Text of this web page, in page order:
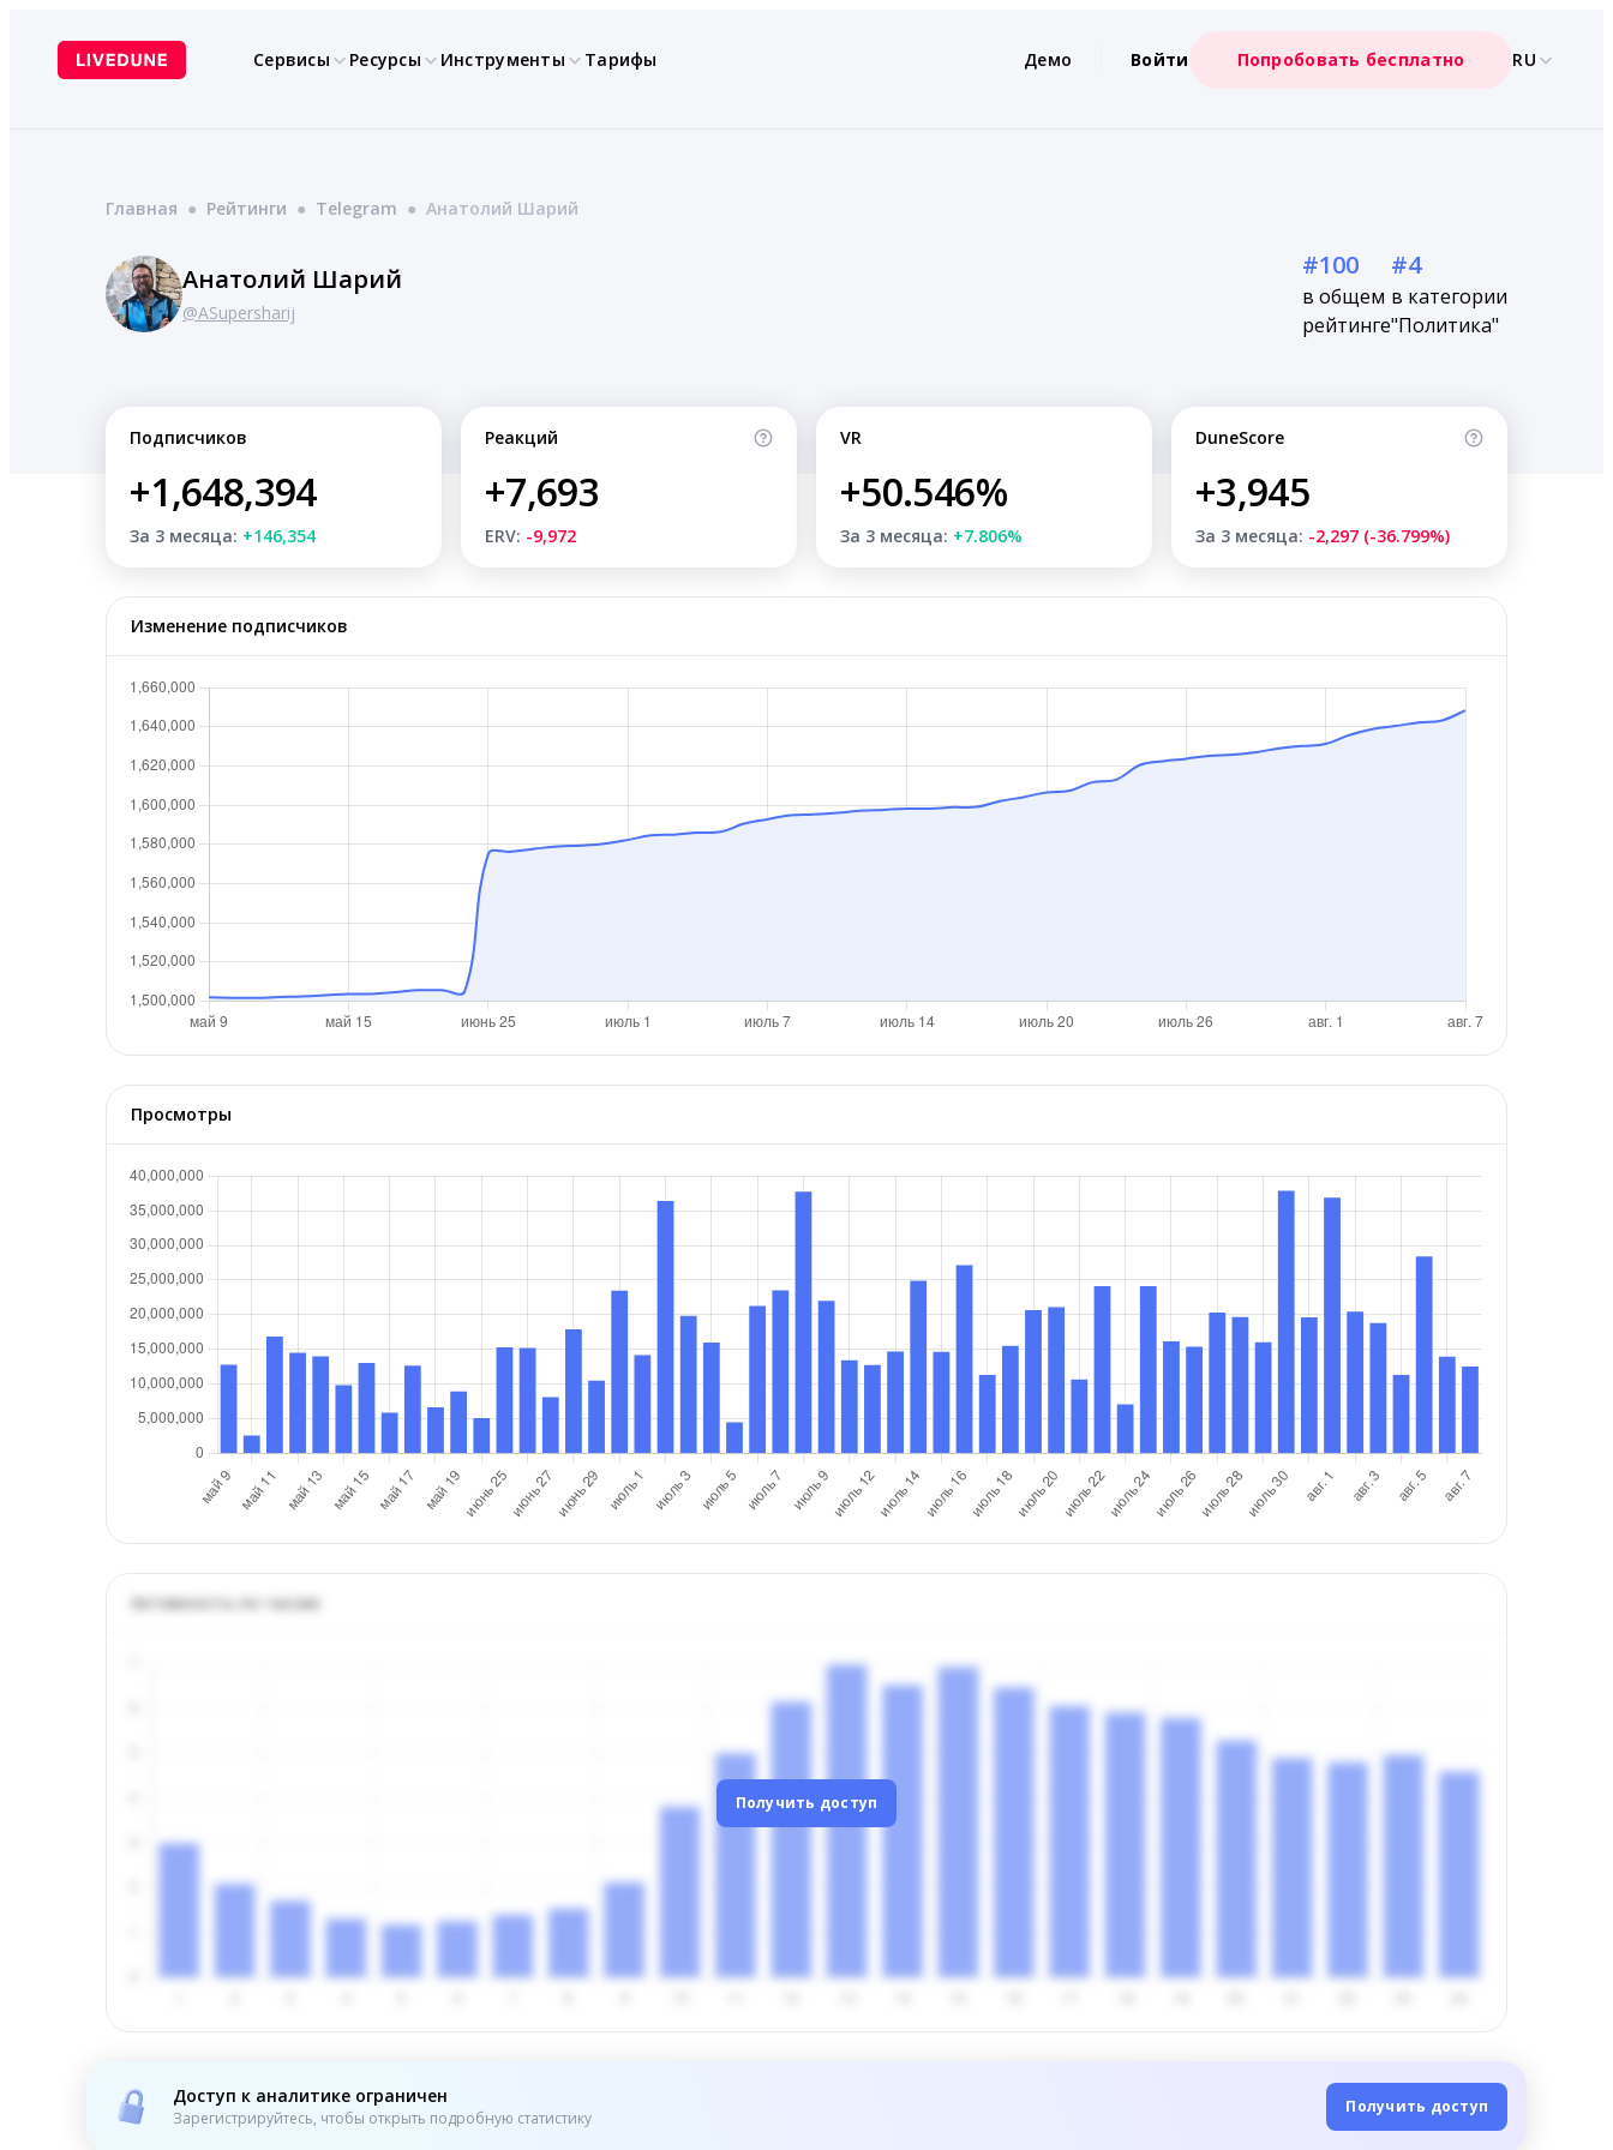
содержимому
Сервисы Ресурсы Инструменты Тарифы Демо Войти Попробовать бесплатно RU
Главная ● Рейтинги ● Telegram ● Анатолий Шарий
Анатолий Шарий
@ASupersharij
#100
в общем
рейтинге
#4
в категории
"Политика"
Подписчиков
+1,648,394
За 3 месяца: +146,354
Реакций
+7,693
ERV: -9,972
VR
+50.546%
За 3 месяца: +7.806%
DuneScore
+3,945
За 3 месяца: -2,297 (-36.799%)
Изменение подписчиков
Просмотры
Активность по часам
Получить доступ
Доступ к аналитике ограничен
Зарегистрируйтесь, чтобы открыть подробную статистику
Получить доступ